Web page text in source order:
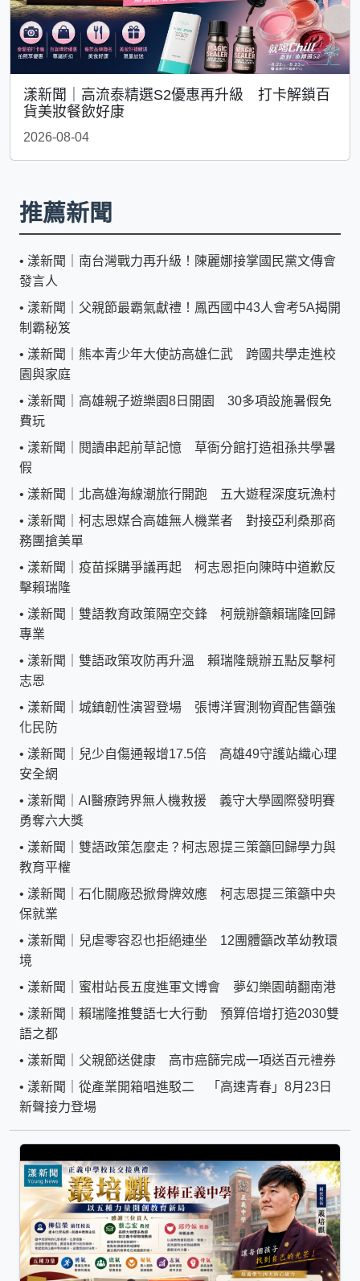
漾新聞｜高流泰精選S2優惠再升級 打卡解鎖百
貨美妝餐飲好康
2026-08-04
推薦新聞
• 漾新聞｜南台灣戰力再升級！陳麗娜接掌國民黨文傳會
發言人
• 漾新聞｜父親節最霸氣獻禮！鳳西國中43人會考5A揭開
制霸秘笈
• 漾新聞｜熊本青少年大使訪高雄仁武 跨國共學走進校
園與家庭
• 漾新聞｜高雄親子遊樂園8日開園 30多項設施暑假免
費玩
• 漾新聞｜閱讀串起前草記憶 草衙分館打造祖孫共學暑
假
• 漾新聞｜北高雄海線潮旅行開跑 五大遊程深度玩漁村
• 漾新聞｜柯志恩媒合高雄無人機業者 對接亞利桑那商
務團搶美單
• 漾新聞｜疫苗採購爭議再起 柯志恩拒向陳時中道歉反
擊賴瑞隆
• 漾新聞｜雙語教育政策隔空交鋒 柯競辦籲賴瑞隆回歸
專業
• 漾新聞｜雙語政策攻防再升溫 賴瑞隆競辦五點反擊柯
志恩
• 漾新聞｜城鎮韌性演習登場 張博洋實測物資配售籲強
化民防
• 漾新聞｜兒少自傷通報增17.5倍 高雄49守護站織心理
安全網
• 漾新聞｜AI醫療跨界無人機救援 義守大學國際發明賽
勇奪六大獎
• 漾新聞｜雙語政策怎麼走？柯志恩提三策籲回歸學力與
教育平權
• 漾新聞｜石化關廠恐掀骨牌效應 柯志恩提三策籲中央
保就業
• 漾新聞｜兒虐零容忍也拒絕連坐 12團體籲改革幼教環
境
• 漾新聞｜蜜柑站長五度進軍文博會 夢幻樂園萌翻南港
• 漾新聞｜賴瑞隆推雙語七大行動 預算倍增打造2030雙
語之都
• 漾新聞｜父親節送健康 高市癌篩完成一項送百元禮券
• 漾新聞｜從產業開箱唱進駁二 「高速青春」8月23日
新聲接力登場